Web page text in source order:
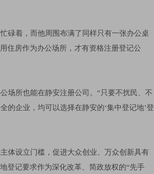
碌着，而他周围布满了同样只有一张办公桌
住房作为办公场所，才有资格注册登记公
场所也能在静安注册公司。“只要不扰民、不
的企业，均可以选择在静安的‘集中登记地’登
体设立门槛，促进大众创业、万众创新具有
登记要求作为深化改革、简政放权的“先手